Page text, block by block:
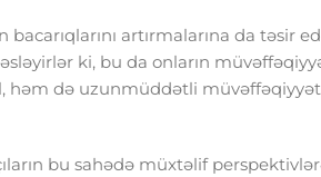
artırmalarına da təsir
ki, bu da onların
həm də uzunmüddətli
bu sahədə müxtəlif